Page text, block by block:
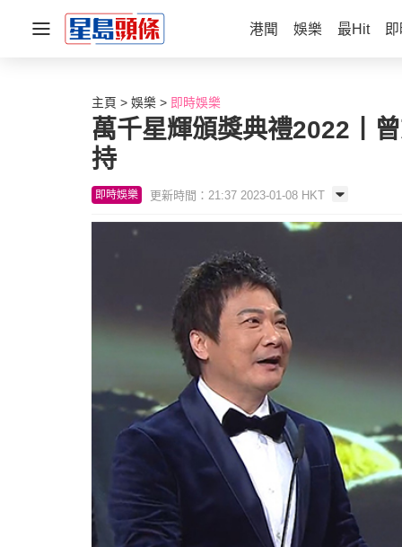
港聞 娛樂 最Hit
主頁 娛樂 即時娛樂
萬千星輝頒獎典禮2022丨
持
即時娛樂 更新時間：21:37 2023-01-08 HKT